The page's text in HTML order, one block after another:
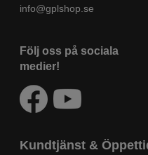
info@gplshop.se
Följ oss på sociala
medier!
Kundtjänst &